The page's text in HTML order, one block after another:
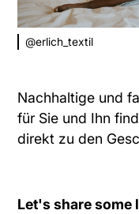
@erlich_textil
Nachhaltige und
für Sie und Ihn
direkt zu den
Let's share some